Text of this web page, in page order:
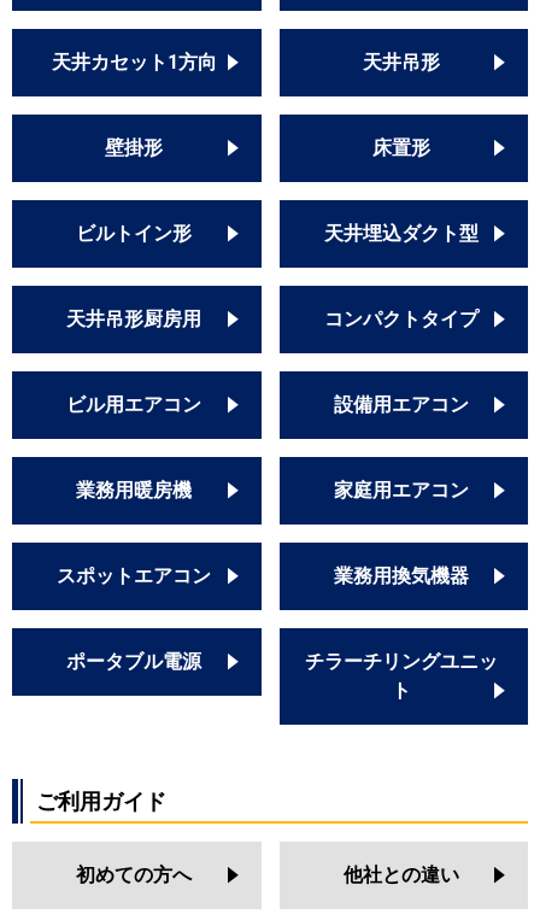
天井カセット1方向 天井吊形
壁掛形 床置形
ビルトイン形 天井埋込ダクト型
天井吊形厨房用 コンパクトタイプ
ビル用エアコン 設備用エアコン
業務用暖房機 家庭用エアコン
スポットエアコン 業務用換気機器
ポータブル電源
チラーチリングユニッ
ト
ご利用ガイド
初めての方へ 他社との違い